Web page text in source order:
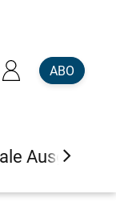
ABO
Ausgaben